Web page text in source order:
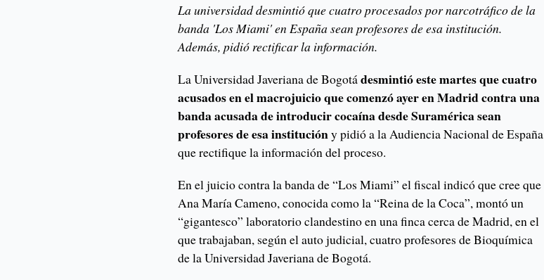
La universidad desmintió que cuatro procesados por narcotráfico de la
banda 'Los Miami' en España sean profesores de esa institución.
Además, pidió rectificar la información.
La Universidad Javeriana de Bogotádesmintió este martes que cuatro
acusados en el macrojuicio que comenzó ayer en Madrid contra una
banda acusada de introducir cocaína desde Suramérica sean
profesores de esa institucióny pidió a la Audiencia Nacional de España
que rectifique la información del proceso.
En el juicio contra la banda de “Los Miami” el fiscal indicó que cree que
Ana María Cameno, conocida como la “Reina de la Coca”, montó un
“gigantesco” laboratorio clandestino en una finca cerca de Madrid, en el
que trabajaban, según el auto judicial, cuatro profesores de Bioquímica
de la Universidad Javeriana de Bogotá.